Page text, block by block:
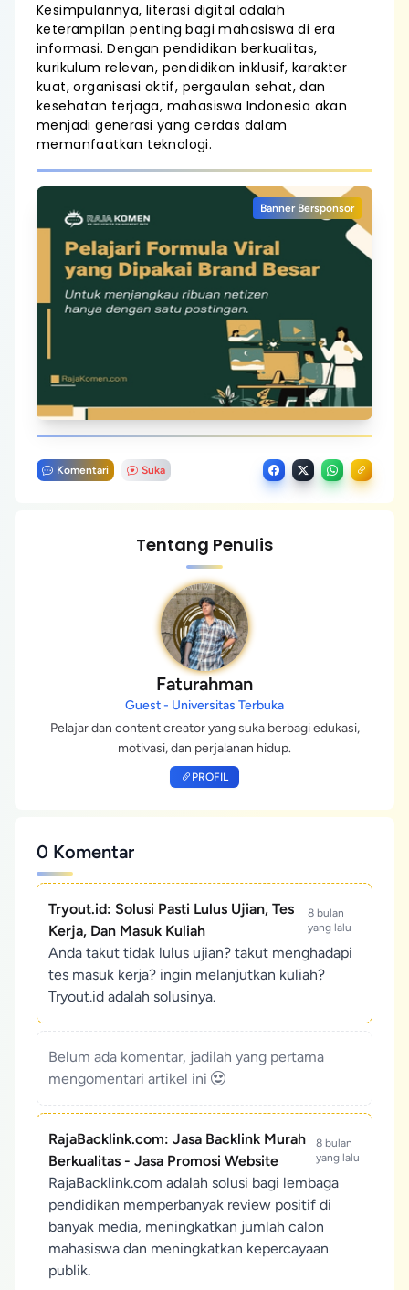
Kesimpulannya, literasi digital adalah
keterampilan penting bagi mahasiswa di era
informasi. Dengan pendidikan berkualitas,
kurikulum relevan, pendidikan inklusif, karakter
kuat, organisasi aktif, pergaulan sehat, dan
kesehatan terjaga, mahasiswa Indonesia akan
menjadi generasi yang cerdas dalam
memanfaatkan teknologi.
Banner Bersponsor
Komentari Suka
Tentang Penulis
Faturahman
Guest - Universitas Terbuka
Pelajar dan content creator yang suka berbagi edukasi,
motivasi, dan perjalanan hidup.
PROFIL
0 Komentar
Tryout.id: Solusi Pasti Lulus Ujian, Tes
Kerja, Dan Masuk Kuliah
8 bulan
yang lalu
Anda takut tidak lulus ujian? takut menghadapi
tes masuk kerja? ingin melanjutkan kuliah?
Tryout.id adalah solusinya.
Belum ada komentar, jadilah yang pertama
mengomentari artikel ini
RajaBacklink.com: Jasa Backlink Murah
Berkualitas - Jasa Promosi Website
8 bulan
yang lalu
RajaBacklink.com adalah solusi bagi lembaga
pendidikan memperbanyak review positif di
banyak media, meningkatkan jumlah calon
mahasiswa dan meningkatkan kepercayaan
publik.